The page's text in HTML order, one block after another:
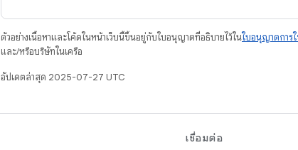
ตัวอย่างเนื้อหาและโค้ดในหน้าเว็บนี้ขึ้นอยู่กับใบอนุญาตที่อธิบายไว้ในใบอนุญาตการใ
และ/หรือบริษัทในเครือ
อัปเดตล่าสุด 2025-07-27 UTC
เชื่อมต่อ